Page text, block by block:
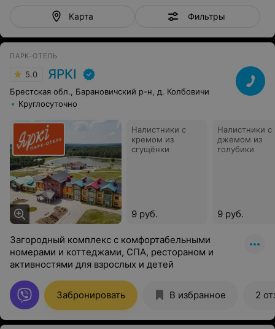
Карта Фильтры
ПАРК-ОТЕЛЬ
5.0 ЯРКI
Брестская обл., Барановичский р-н, д. Колбовичи
Круглосуточно
Налистники с
кремом из
сгущёнки
9 руб.
Налистники с
джемом из
голубики
9 руб.
Загородный комплекс с комфортабельными
номерами и коттеджами, СПА, рестораном и
активностями для взрослых и детей
Забронировать В избранное 2